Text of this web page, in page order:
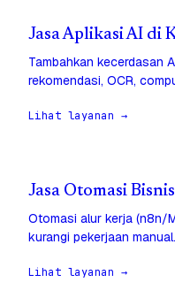
Jasa Aplikasi AI di
Tambahkan kecerdasan
rekomendasi, OCR,
Lihat layanan →
Jasa Otomasi
Otomasi alur kerja (n8n/
kurangi pekerjaan manual.
Lihat layanan →